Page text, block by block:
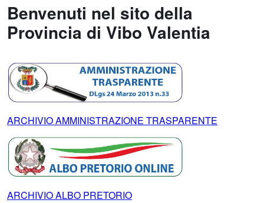
Benvenuti nel sito della
Provincia di Vibo Valentia
ARCHIVIO AMMINISTRAZIONE TRASPARENTE
ARCHIVIO ALBO PRETORIO